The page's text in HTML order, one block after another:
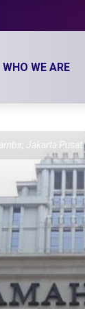
WHO WE ARE
Jakarta